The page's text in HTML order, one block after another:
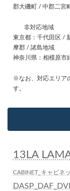
郡大磯町 / 中郡二宮
非対応地域
東京都：千代田区 /
摩郡 / 諸島地域
神奈川県：相模原市
※なお、対応エリア
す。
13LA
CABINET_キャビネ